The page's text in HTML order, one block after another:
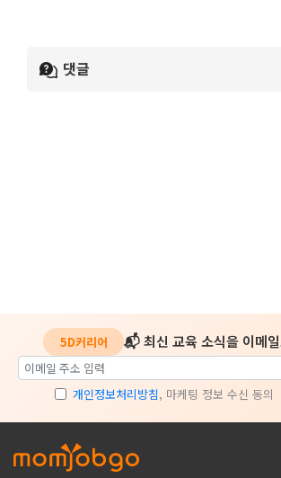
댓글
5D커리어 📬 최신 교육 소식을 이메
개인정보처리방침, 마케팅 정보 수신 동의